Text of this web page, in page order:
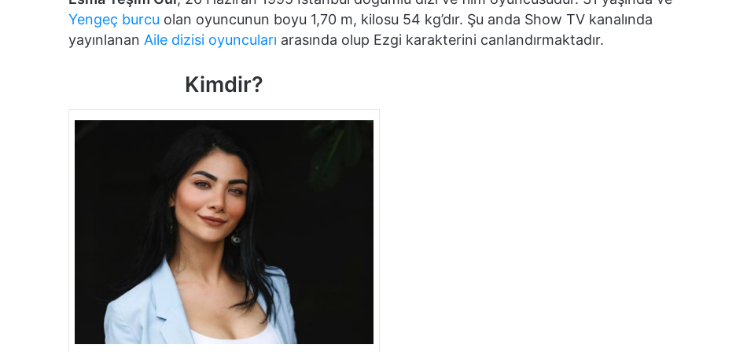
Yengeç burcu olan oyuncunun boyu 1,70 m, kilosu 54 kg’dır. Şu anda Show TV kanalında
yayınlanan Aile dizisi oyuncuları arasında olup Ezgi karakterini canlandırmaktadır.
Kimdir?